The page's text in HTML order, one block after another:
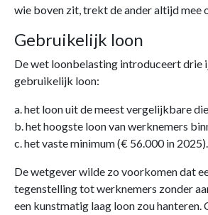
wie boven zit, trekt de ander altijd mee
Gebruikelijk loon
De wet loonbelasting introduceert drie
gebruikelijk loon:
a. het loon uit de meest vergelijkbare
b. het hoogste loon van werknemers
c. het vaste minimum (€ 56.000 in 2025).
De wetgever wilde zo voorkomen dat
tegenstelling tot werknemers zonder
een kunstmatig laag loon zou hanteren.